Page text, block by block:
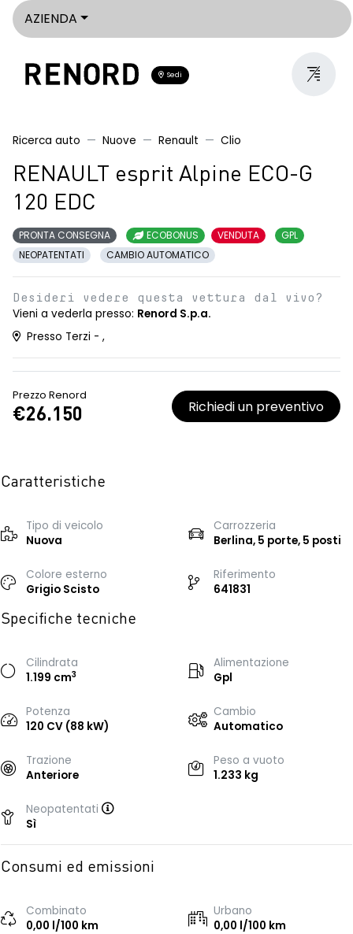
AZIENDA
Sedi
Ricerca auto Nuove Renault Clio
RENAULT esprit Alpine ECO-G
120 EDC
PRONTA CONSEGNA ECOBONUS VENDUTA
GPL
NEOPATENTATI
CAMBIO AUTOMATICO
Desideri vedere questa vettura dal vivo?
Vieni a vederla presso: Renord S.p.a.
Presso Terzi - ,
Prezzo Renord
€26.150 Richiedi un preventivo
Caratteristiche
Tipo di veicolo
Nuova
Carrozzeria
Berlina, 5 porte, 5 posti
Colore esterno
Grigio Scisto
Riferimento
641831
Specifiche tecniche
Cilindrata
1.199 cm3
Alimentazione
Gpl
Potenza
120 CV (88 kW)
Cambio
Automatico
Trazione
Anteriore
Peso a vuoto
1.233 kg
Neopatentati
Sì
Consumi ed emissioni
Combinato
0,00 l/100 km
Urbano
0,00 l/100 km